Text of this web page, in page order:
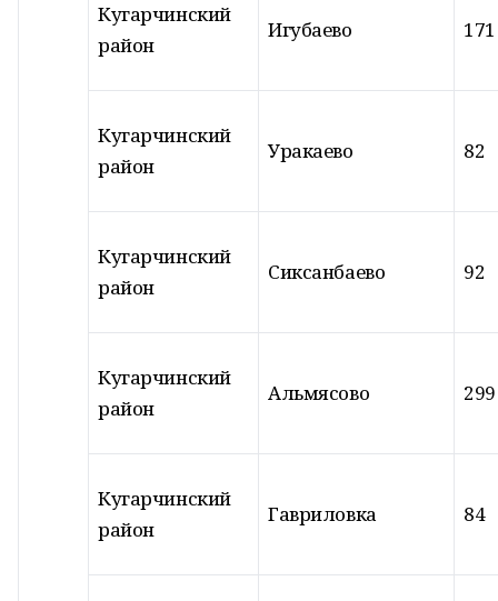
Кугарчинский
район
Игубаево 171
Кугарчинский
район
Уракаево 82
Кугарчинский
район
Сиксанбаево 92
Кугарчинский
район
Альмясово 299
Кугарчинский
район
Гавриловка 84